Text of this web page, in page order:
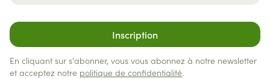
Inscription
En cliquant sur s'abonner, vous vous abonnez à notre newsletter
et acceptez notre politique de confidentialité.